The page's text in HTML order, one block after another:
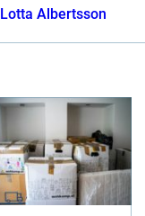
Lotta Albertsson